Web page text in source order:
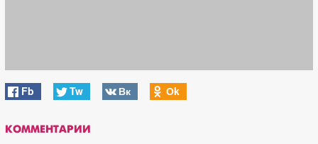
Fb Tw Вк Оk
КОММЕНТАРИИ